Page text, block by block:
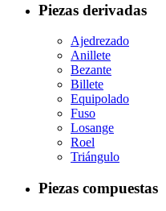
Piezas derivadas
Ajedrezado
Anillete
Bezante
Billete
Equipolado
Fuso
Losange
Roel
Triángulo
Piezas compuestas